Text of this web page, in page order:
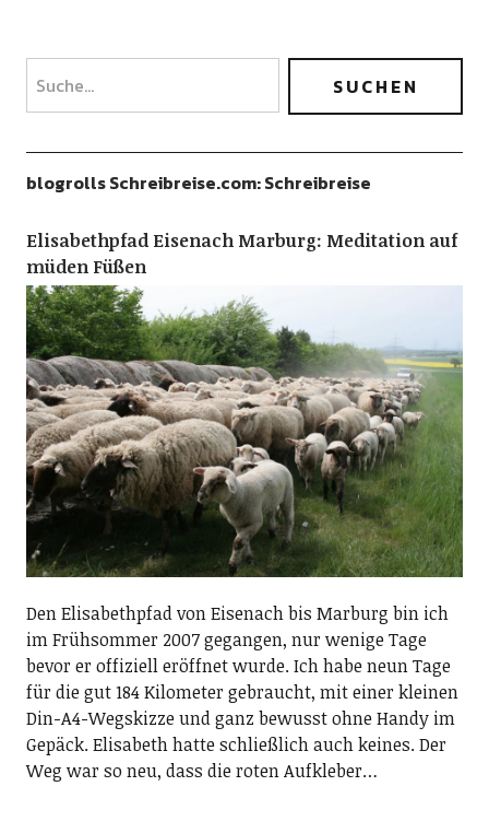
blogrolls Schreibreise.com: Schreibreise
Elisabethpfad Eisenach Marburg: Meditation auf
müden Füßen
Den Elisabethpfad von Eisenach bis Marburg bin ich
im Frühsommer 2007 gegangen, nur wenige Tage
bevor er offiziell eröffnet wurde. Ich habe neun Tage
für die gut 184 Kilometer gebraucht, mit einer kleinen
Din-A4-Wegskizze und ganz bewusst ohne Handy im
Gepäck. Elisabeth hatte schließlich auch keines. Der
Weg war so neu, dass die roten Aufkleber…